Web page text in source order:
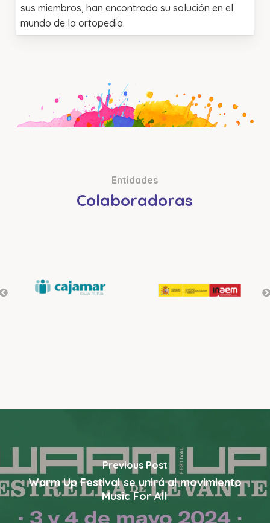
sus miembros, han encontrado su solución en el
mundo de la ortopedia.
Entidades
Colaboradoras
Previous Post
Warm Up Festival se unirá al movimiento
Music For All